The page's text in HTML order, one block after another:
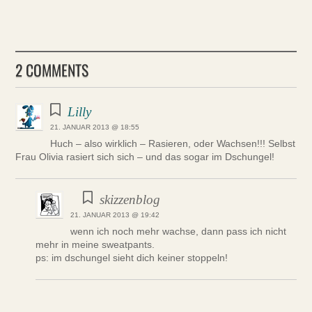
2 COMMENTS
Lilly
21. JANUAR 2013 @ 18:55
Huch – also wirklich – Rasieren, oder Wachsen!!! Selbst
Frau Olivia rasiert sich sich – und das sogar im Dschungel!
skizzenblog
21. JANUAR 2013 @ 19:42
wenn ich noch mehr wachse, dann pass ich nicht
mehr in meine sweatpants.
ps: im dschungel sieht dich keiner stoppeln!